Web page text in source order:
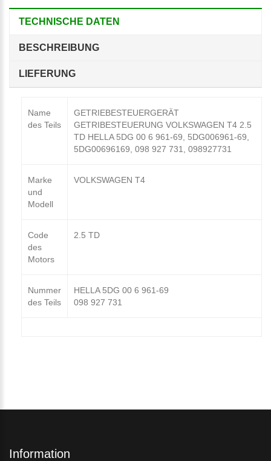
TECHNISCHE DATEN
BESCHREIBUNG
LIEFERUNG
Name
des Teils
GETRIEBESTEUERGERÄT
GETRIBESTEUERUNG VOLKSWAGEN T4 2.5
TD HELLA 5DG 00 6 961-69, 5DG006961-69,
5DG00696169, 098 927 731, 098927731
Marke
und
Modell
VOLKSWAGEN T4
Code
des
Motors
2.5 TD
Nummer
des Teils
HELLA 5DG 00 6 961-69
098 927 731
Information